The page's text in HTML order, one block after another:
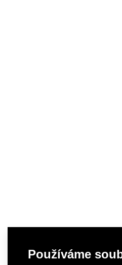
Používáme